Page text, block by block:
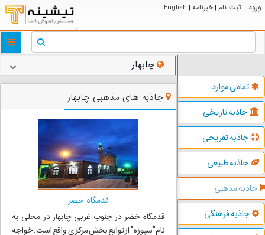
ورود | ثبت نام | خبرنامه |
English
تمامی موارد
جاذبه تاریخی
جاذبه تفریحی
جاذبه طبیعی
جاذبه مذهبی
جاذبه فرهنگی
چابهار
جاذبه های مذهبی چابهار
قدمگاه خضر
قدمگاه خضر در جنوب غربی چابهار در محلی به
نام"سپوزه" از توابع بخش مرکزی واقع است. خواجه